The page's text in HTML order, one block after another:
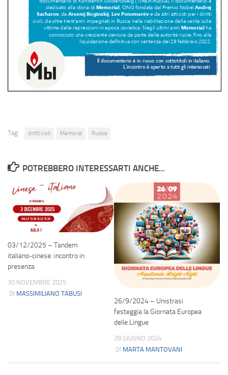
Tag: diritti civili Memorial Russia
POTREBBERO INTERESSARTI ANCHE...
03/12/2025 – Tandem
italiano-cinese: incontro in
presenza
30 NOVEMBRE 2025
DI MASSIMILIANO TABUSI
26/9/2024 – Unistrasi
festeggia la Giornata Europea
delle Lingue
28 GIUGNO 2024
DI MARTA MANTOVANI